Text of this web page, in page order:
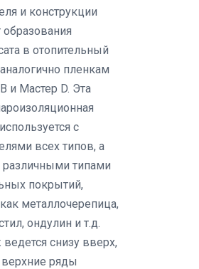
и конструкции
в отопительный
пленкам
и Мастер D. Эта
с
всех типов, а
различными типами
покрытий,
металлочерепица,
ондулин и т.д.
снизу вверх,
ряды